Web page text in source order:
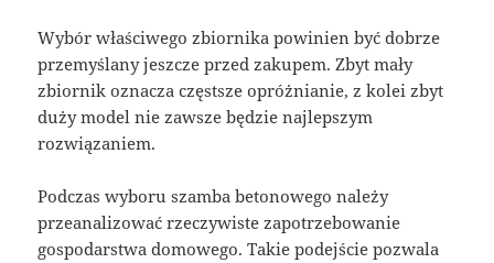
Wybór właściwego zbiornika powinien być dobrze
przemyślany jeszcze przed zakupem. Zbyt mały
zbiornik oznacza częstsze opróżnianie, z kolei zbyt
duży model nie zawsze będzie najlepszym
rozwiązaniem.
Podczas wyboru szamba betonowego należy
przeanalizować rzeczywiste zapotrzebowanie
gospodarstwa domowego. Takie podejście pozwala